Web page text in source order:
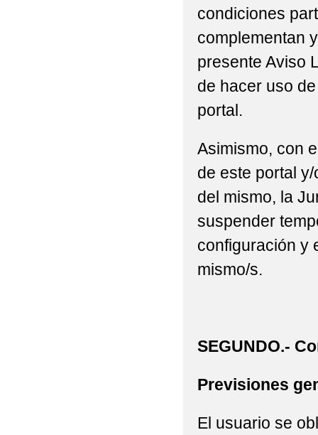
condiciones
complementan
presente Aviso
de hacer uso
portal.
Asimismo, con
de este portal
del mismo, la
suspender
configuración y
mismo/s.
SEGUNDO.-
Previsiones
El usuario se